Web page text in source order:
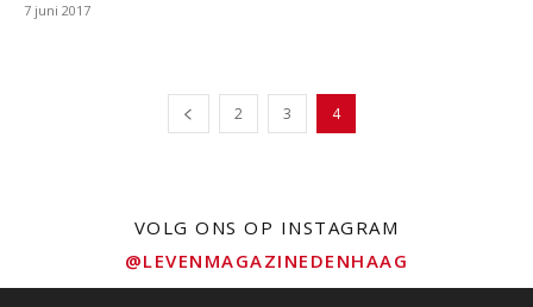
7 juni 2017
2 3 4
VOLG ONS OP INSTAGRAM
@LEVENMAGAZINEDENHAAG